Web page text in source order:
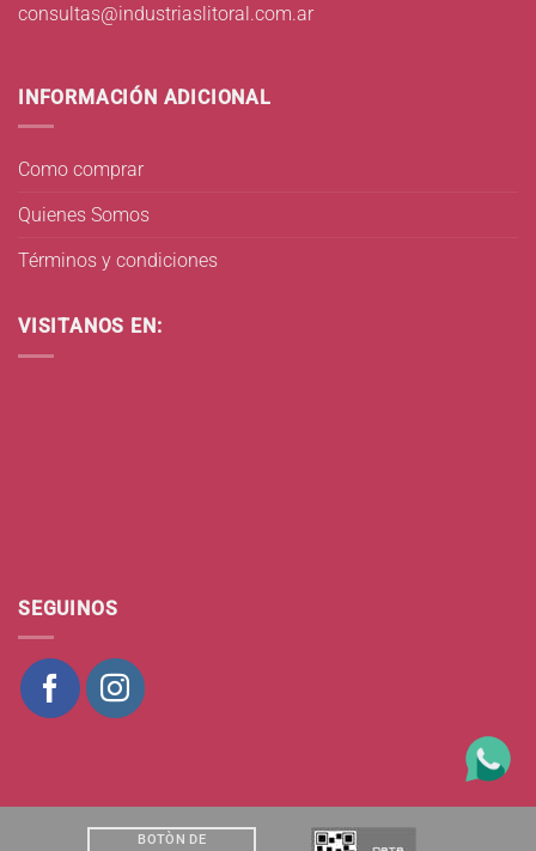
consultas@industriaslitoral.com.ar
INFORMACIÓN ADICIONAL
Como comprar
Quienes Somos
Términos y condiciones
VISITANOS EN:
SEGUINOS
BOTÒN DE